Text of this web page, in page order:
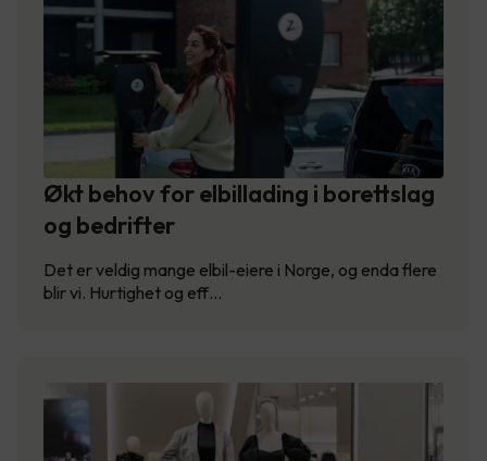
Økt behov for elbillading i borettslag
og bedrifter
Det er veldig mange elbil-eiere i Norge, og enda flere
blir vi. Hurtighet og eff…